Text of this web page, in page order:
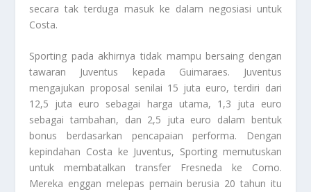
secara tak terduga masuk ke dalam negosiasi untuk
Costa.
Sporting pada akhirnya tidak mampu bersaing dengan
tawaran Juventus kepada Guimaraes. Juventus
mengajukan proposal senilai 15 juta euro, terdiri dari
12,5 juta euro sebagai harga utama, 1,3 juta euro
sebagai tambahan, dan 2,5 juta euro dalam bentuk
bonus berdasarkan pencapaian performa. Dengan
kepindahan Costa ke Juventus, Sporting memutuskan
untuk membatalkan transfer Fresneda ke Como.
Mereka enggan melepas pemain berusia 20 tahun itu